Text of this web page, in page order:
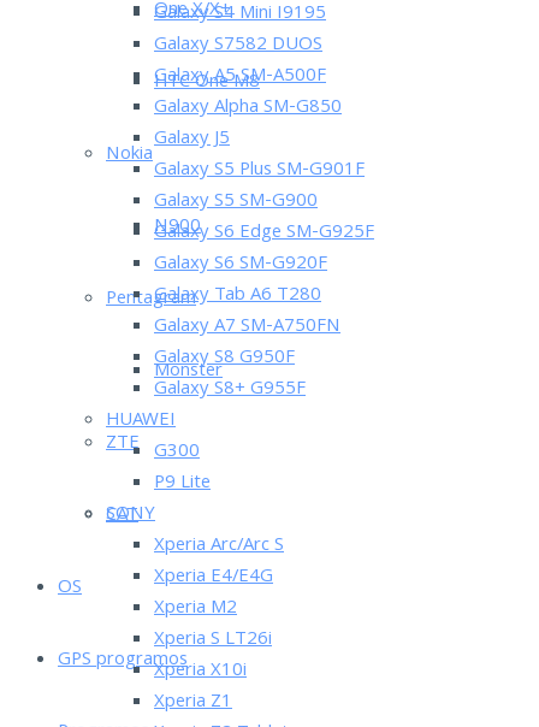
One X/X+
HTC One M8
Nokia
N900
Pentagram
Monster
ZTE
CAT
OS
GPS programos
Galaxy S4 Mini I9195
Galaxy S7582 DUOS
Galaxy A5 SM-A500F
Galaxy Alpha SM-G850
Galaxy J5
Galaxy S5 Plus SM-G901F
Galaxy S5 SM-G900
Galaxy S6 Edge SM-G925F
Galaxy S6 SM-G920F
Galaxy Tab A6 T280
Galaxy A7 SM-A750FN
Galaxy S8 G950F
Galaxy S8+ G955F
HUAWEI
G300
P9 Lite
SONY
Xperia Arc/Arc S
Xperia E4/E4G
Xperia M2
Xperia S LT26i
Xperia X10i
Xperia Z1